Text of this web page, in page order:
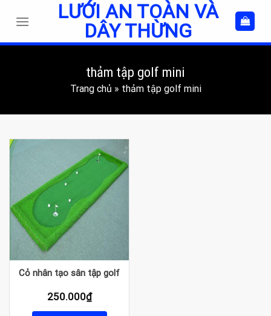
LƯỚI AN TOÀN VÀ
DÂY THỪNG
thảm tập golf mini
Trang chủ » thảm tập golf mini
Cỏ nhân tạo sân tập golf
250.000₫